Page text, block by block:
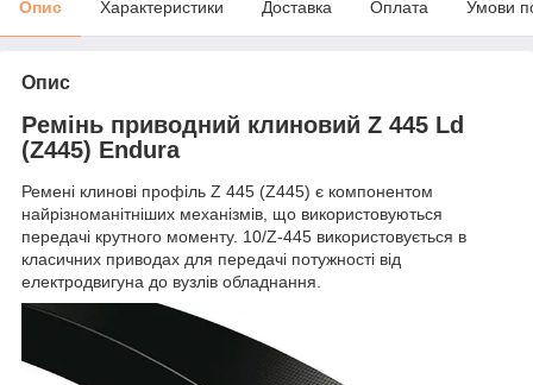
Опис Характеристики Доставка Оплата Умови
Опис
Ремінь приводний клиновий Z 445 Ld
(Z445) Endura
Ремені клинові профіль Z 445 (Z445) є компонентом
найрізноманітніших механізмів, що використовуються
передачі крутного моменту. 10/Z-445 використовується в
класичних приводах для передачі потужності від
електродвигуна до вузлів обладнання.